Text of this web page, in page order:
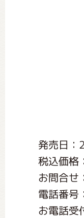
発売日：
税込価格
お問合せ
電話番
お電話受
おた
チア
くまの